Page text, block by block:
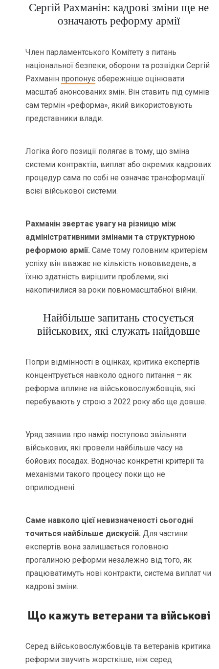
Сергій Рахманін: кадрові зміни ще не
означають реформу армії
Член парламентського Комітету з питань
національної безпеки, оборони та розвідки Сергій
Рахманін пропонує обережніше оцінювати
масштаб анонсованих змін. Він ставить під сумнів
сам термін «реформа», який використовують
представники влади.
Логіка його позиції полягає в тому, що зміна
системи контрактів, виплат або окремих кадрових
процедур сама по собі не означає трансформації
всієї військової системи.
Рахманін звертає увагу на різницю між
адміністративними змінами та структурною
реформою армії. Саме тому головним критерієм
успіху він вважає не кількість нововведень, а
їхню здатність вирішити проблеми, які
накопичилися за роки повномасштабної війни.
Найбільше запитань стосується
військових, які служать найдовше
Попри відмінності в оцінках, критика експертів
концентрується навколо одного питання – як
реформа вплине на військовослужбовців, які
перебувають у строю з 2022 року або ще довше.
Уряд заявив про намір поступово звільняти
військових, які провели найбільше часу на
бойових посадах. Водночас конкретні критерії та
механізми такого процесу поки що не
оприлюднені.
Саме навколо цієї невизначеності сьогодні
точиться найбільше дискусій. Для частини
експертів вона залишається головною
прогалиною реформи незалежно від того, як
працюватимуть нові контракти, система виплат чи
кадрові зміни.
Що кажуть ветерани та військові
Серед військовослужбовців та ветеранів критика
реформи звучить жорсткіше, ніж серед